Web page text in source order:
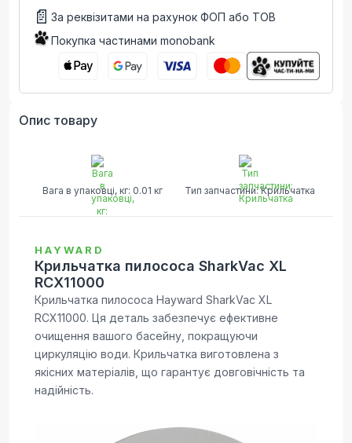
📄 За реквізитами на рахунок ФОП або ТОВ
Покупка частинами monobank
Опис товару
Вага в упаковці, кг: 0.01 кг Тип запчастини: Крильчатка
HAYWARD
Крильчатка пилососа SharkVac XL
RCX11000
Крильчатка пилососа Hayward SharkVac XL
RCX11000. Ця деталь забезпечує ефективне
очищення вашого басейну, покращуючи
циркуляцію води. Крильчатка виготовлена з
якісних матеріалів, що гарантує довговічність та
надійність.